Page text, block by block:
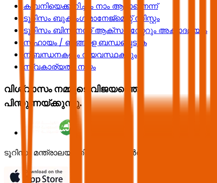
കമ്പനിയെക്കുറിച്ചും നാം ആരാണെന്ന്
ടൂറിസം ബുക്കിംഗ് മാനേജ്മെന്റ് സിസ്റ്റം
ടൂറിസം ബിസിനസ് ആക്സലറേറ്ററും അക്കാദമിയും
സഹായം / ഞങ്ങളെ ബന്ധപ്പെടുക
നിബന്ധനകളും വ്യവസ്ഥകളും
സ്വകാര്യതാ നയം
വിശ്വാസം നമ്മുടെ വിജയത്തെ
പിന്തുണയ്ക്കുന്നു.
ടൂറിസം മന്ത്രാലയത്തിന്റെ ലൈസൻസ് നമ്പർ 73102191